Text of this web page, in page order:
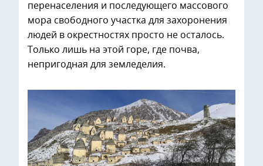
перенаселения и последующего массового
мора свободного участка для захоронения
людей в окрестностях просто не осталось.
Только лишь на этой горе, где почва,
непригодная для земледелия.